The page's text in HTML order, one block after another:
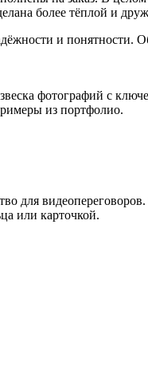
более тёплой и
и понятности.
фотографий с
из портфолио.
для
или карточкой.